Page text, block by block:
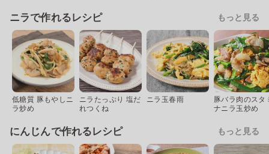
ニラで作れるレシピ もっと見る
低糖質 豚もやしニ
ラ炒め
ニラたっぷり 塩だ
れつくね
ニラ玉春雨
豚バラ肉のスタ
ナニラ玉炒め
にんじんで作れるレシピ もっと見る